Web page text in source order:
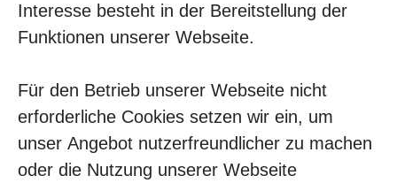
Interesse besteht in der Bereitstellung der
Funktionen unserer Webseite.
Für den Betrieb unserer Webseite nicht
erforderliche Cookies setzen wir ein, um
unser Angebot nutzerfreundlicher zu machen
oder die Nutzung unserer Webseite